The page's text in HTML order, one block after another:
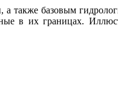
также базовым
в их границах.